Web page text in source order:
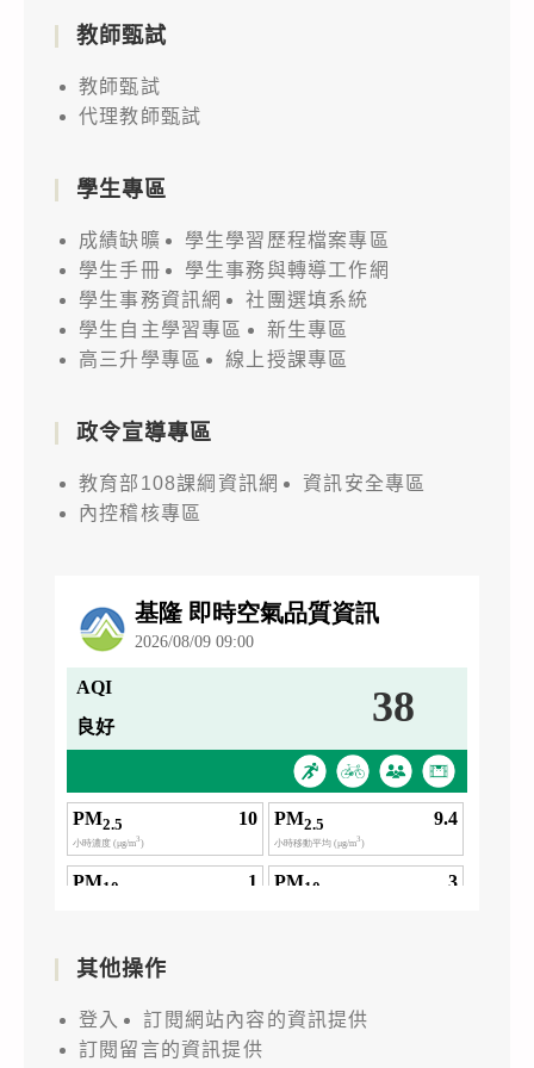
教師甄試
教師甄試
代理教師甄試
學生專區
成績缺曠
學生學習歷程檔案專區
學生手冊
學生事務與轉導工作網
學生事務資訊網
社團選填系統
學生自主學習專區
新生專區
高三升學專區
線上授課專區
政令宣導專區
教育部108課綱資訊網
資訊安全專區
內控稽核專區
其他操作
登入
訂閱網站內容的資訊提供
訂閱留言的資訊提供